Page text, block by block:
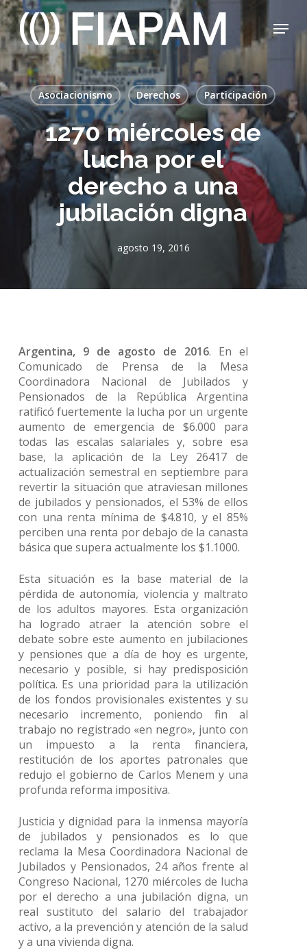
Skip
to
main
content
Menu
Asociacionismo Derechos Participación
1270 miércoles de
lucha por el
derecho a una
jubilación digna
agosto 19, 2016
Argentina, 9 de agosto de 2016. En el
Comunicado de Prensa de la Mesa
Coordinadora Nacional de Jubilados y
Pensionados de la República Argentina
ratificó fuertemente la lucha por un urgente
aumento de emergencia de $6.000 para
todas las escalas salariales y, sobre esa
base, la aplicación de la Ley 26417 de
actualización semestral en septiembre para
revertir la situación que atraviesan millones
de jubilados y pensionados, el 53% de ellos
con una renta mínima de $4.810, y el 85%
perciben una renta por debajo de la canasta
básica que supera actualmente los $1.1000.
Esta situación es la base material de la
pérdida de autonomía, violencia y maltrato
de los adultos mayores. Esta organización
ha logrado atraer la atención sobre el
debate sobre este aumento en jubilaciones
y pensiones que a día de hoy es urgente,
necesario y posible, si hay predisposición
política. Es una prioridad para la utilización
de los fondos provisionales existentes y su
necesario incremento, poniendo fin al
trabajo no registrado «en negro», junto con
un impuesto a la renta financiera,
restitución de los aportes patronales que
redujo el gobierno de Carlos Menem y una
profunda reforma impositiva.
Justicia y dignidad para la inmensa mayoría
de jubilados y pensionados es lo que
reclama la Mesa Coordinadora Nacional de
Jubilados y Pensionados, 24 años frente al
Congreso Nacional, 1270 miércoles de lucha
por el derecho a una jubilación digna, un
real sustituto del salario del trabajador
activo, a la prevención y atención de la salud
y a una vivienda digna.
Close